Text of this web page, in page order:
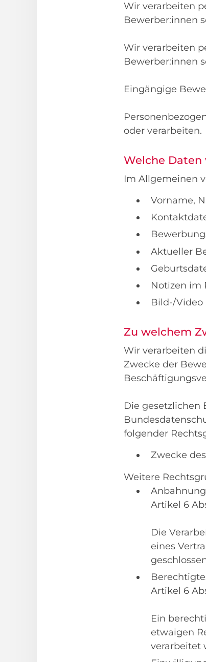
Wir verarbeiten
Bewerber:innen
Wir verarbeiten
Bewerber:innen
Eingängige
oder verarbeiten.
Welche
Im Allgemeinen
Vorname,
Aktueller
Notizen im
Bild-/Video
Zu welchem
Wir verarbeiten
Zwecke der
Die gesetzlichen
folgender
Zwecke
Weitere
Artikel 6
Die
eines
Artikel 6
Ein
etwaigen
verarbeitet